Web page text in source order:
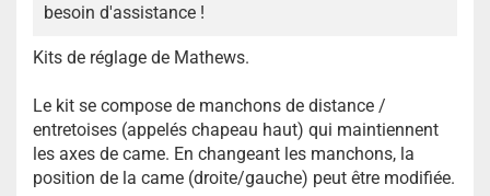
besoin d'assistance !
Kits de réglage de Mathews.
Le kit se compose de manchons de distance /
entretoises (appelés chapeau haut) qui maintiennent
les axes de came. En changeant les manchons, la
position de la came (droite/gauche) peut être modifiée.